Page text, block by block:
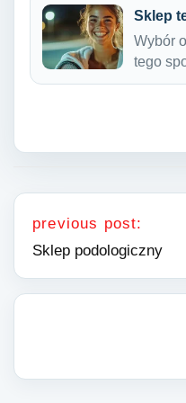
Sklep
Wybór
tego
Nawigacja
previous post:
Sklep podologiczny